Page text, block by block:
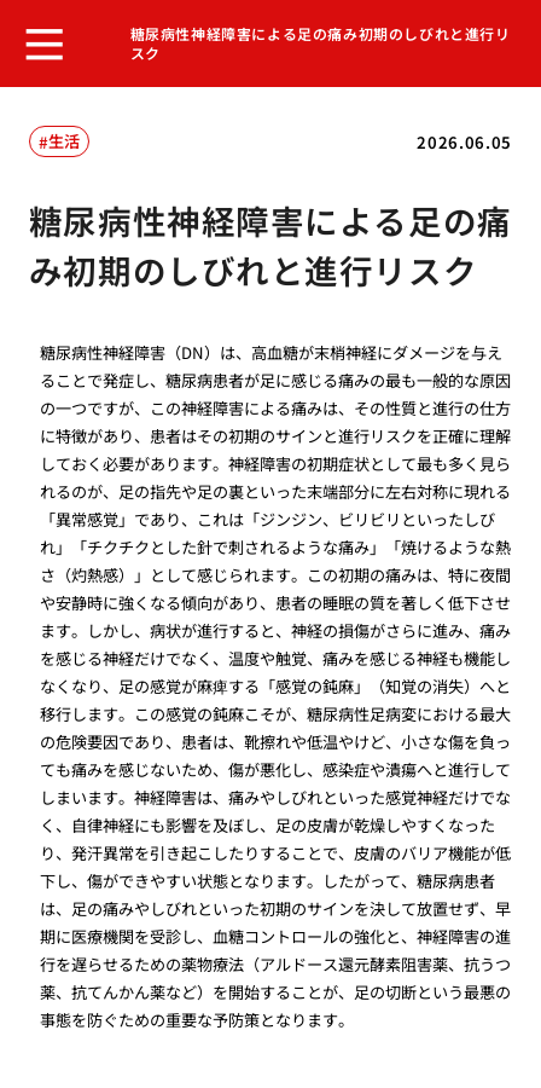
糖尿病性神経障害による足の痛み初期のしびれと進行リ
スク
2026.06.05
生活
糖尿病性神経障害による足の痛
み初期のしびれと進行リスク
糖尿病性神経障害（DN）は、高血糖が末梢神経にダメージを与え
ることで発症し、糖尿病患者が足に感じる痛みの最も一般的な原因
の一つですが、この神経障害による痛みは、その性質と進行の仕方
に特徴があり、患者はその初期のサインと進行リスクを正確に理解
しておく必要があります。神経障害の初期症状として最も多く見ら
れるのが、足の指先や足の裏といった末端部分に左右対称に現れる
「異常感覚」であり、これは「ジンジン、ビリビリといったしび
れ」「チクチクとした針で刺されるような痛み」「焼けるような熱
さ（灼熱感）」として感じられます。この初期の痛みは、特に夜間
や安静時に強くなる傾向があり、患者の睡眠の質を著しく低下させ
ます。しかし、病状が進行すると、神経の損傷がさらに進み、痛み
を感じる神経だけでなく、温度や触覚、痛みを感じる神経も機能し
なくなり、足の感覚が麻痺する「感覚の鈍麻」（知覚の消失）へと
移行します。この感覚の鈍麻こそが、糖尿病性足病変における最大
の危険要因であり、患者は、靴擦れや低温やけど、小さな傷を負っ
ても痛みを感じないため、傷が悪化し、感染症や潰瘍へと進行して
しまいます。神経障害は、痛みやしびれといった感覚神経だけでな
く、自律神経にも影響を及ぼし、足の皮膚が乾燥しやすくなった
り、発汗異常を引き起こしたりすることで、皮膚のバリア機能が低
下し、傷ができやすい状態となります。したがって、糖尿病患者
は、足の痛みやしびれといった初期のサインを決して放置せず、早
期に医療機関を受診し、血糖コントロールの強化と、神経障害の進
行を遅らせるための薬物療法（アルドース還元酵素阻害薬、抗うつ
薬、抗てんかん薬など）を開始することが、足の切断という最悪の
事態を防ぐための重要な予防策となります。